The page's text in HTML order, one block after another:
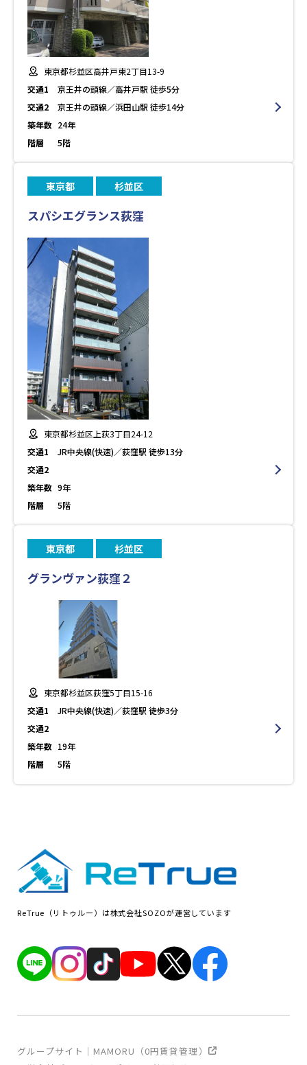
東京都杉並区高井戸東2丁目13-9
交通1
京王井の頭線／高井戸駅 徒歩5分
交通2
京王井の頭線／浜田山駅 徒歩14分
築年数 24年
階層
5階
東京都 杉並区
スパシエグランス荻窪
東京都杉並区上荻3丁目24-12
交通1
JR中央線(快速)／荻窪駅 徒歩13分
交通2
築年数 9年
階層
5階
東京都 杉並区
グランヴァン荻窪２
東京都杉並区荻窪5丁目15-16
交通1
JR中央線(快速)／荻窪駅 徒歩3分
交通2
築年数 19年
階層
5階
ReTrue（リトゥルー）は株式会社SOZOが運営しています
グループサイト｜MAMORU（0円賃貸管理）